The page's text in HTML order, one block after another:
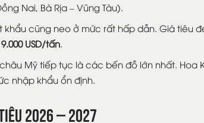
Nai, Bà Rịa – Vũng Tàu).
khẩu cũng neo ở mức rất hấp dẫn. Giá tiêu
9.000 USD/tấn
Mỹ tiếp tục là các bến đỗ lớn nhất. Hoa
nhập khẩu ổn định.
2026 – 2027